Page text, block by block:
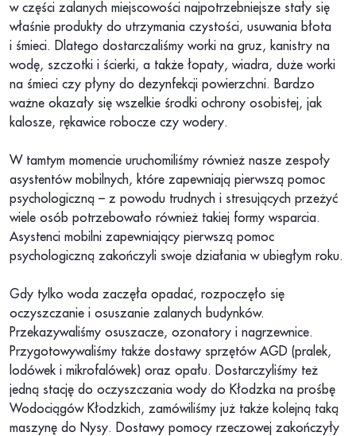
w części zalanych miejscowości najpotrzebniejsze stały się
właśnie produkty do utrzymania czystości, usuwania błota
i śmieci. D latego dostarczaliśmy worki na gruz, kanistry na
wodę, szczotki i ścierki, a także łopaty, wiadra, duże worki
na śmieci czy płyny do dezynfekcji powierzchni. Bardzo
ważne okazały się wszelkie środki ochrony osobistej, jak
kalosze, rękawice robocze czy wodery.
W tamtym momencie uruchomiliśmy również nasze zespoły
asystentów mobilnych, które zapewniają pierwszą pomoc
psychologiczną – z powodu trudnych i stresujących przeżyć
wiele osób potrzebowało również takiej formy wsparcia.
Asystenci mobilni zapewniający pierwszą pomoc
psychologiczną zakończyli swoje działania w ubiegłym roku.
Gdy tylko woda zaczęła opadać, rozpoczęło się
oczyszczanie i osuszanie zalanych budynków.
Przekazywaliśmy osuszacze, ozonatory i nagrzewnice.
Przygotowywaliśmy także dostawy sprzętów AGD (pralek,
lodówek i mikrofalówek) oraz opału. Dostarczyliśmy też
jedną stację do oczyszczania wody do Kłodzka na prośbę
Wodociągów Kłodzkich, zamówiliśmy już także kolejną taką
maszynę do Nysy. Dostawy pomocy rzeczowej zakończyły